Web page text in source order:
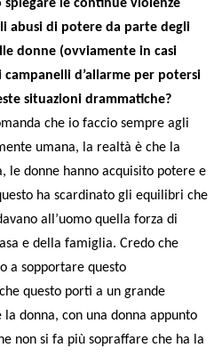
spiegare le continue violenze
abusi di potere da parte degli
donne (ovviamente in casi
d’allarme per potersi
situazioni drammatiche?
che io faccio sempre agli
umana, la realtà è che la
le donne hanno acquisito potere e
ha scardinato gli equilibri che
all’uomo quella forza di
e della famiglia. Credo che
a sopportare questo
questo porti a un grande
donna, con una donna appunto
non si fa più sopraffare che ha la